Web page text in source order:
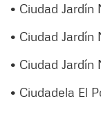
• Ciudad
• Ciudad
• Ciudad
• Ciudadela El